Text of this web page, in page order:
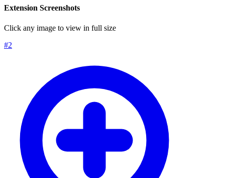
Extension Screenshots
Click any image to view in full size
#2